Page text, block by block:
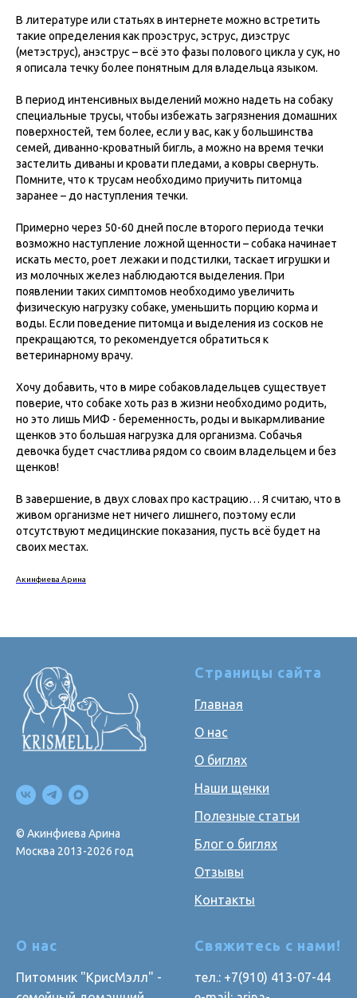
В литературе или статьях в интернете можно встретить
такие определения как проэструс, эструс, диэструс
(метэструс), анэструс – всё это фазы полового цикла у сук, но
я описала течку более понятным для владельца языком.
В период интенсивных выделений можно надеть на собаку
специальные трусы, чтобы избежать загрязнения домашних
поверхностей, тем более, если у вас, как у большинства
семей, диванно-кроватный бигль, а можно на время течки
застелить диваны и кровати пледами, а ковры свернуть.
Помните, что к трусам необходимо приучить питомца
заранее – до наступления течки.
Примерно через 50-60 дней после второго периода течки
возможно наступление ложной щенности – собака начинает
искать место, роет лежаки и подстилки, таскает игрушки и
из молочных желез наблюдаются выделения. При
появлении таких симптомов необходимо увеличить
физическую нагрузку собаке, уменьшить порцию корма и
воды. Если поведение питомца и выделения из сосков не
прекращаются, то рекомендуется обратиться к
ветеринарному врачу.
Хочу добавить, что в мире собаковладельцев существует
поверие, что собаке хоть раз в жизни необходимо родить,
но это лишь МИФ - беременность, роды и выкармливание
щенков это большая нагрузка для организма. Собачья
девочка будет счастлива рядом со своим владельцем и без
щенков!
В завершение, в двух словах про кастрацию… Я считаю, что в
живом организме нет ничего лишнего, поэтому если
отсутствуют медицинские показания, пусть всё будет на
своих местах.
Акинфиева Арина
© Акинфиева Арина
Москва 2013-2026 год
Страницы сайта
Главная
О нас
О биглях
Наши щенки
Полезные статьи
Блог о биглях
Отзывы
Контакты
О нас
Питомник "КрисМэлл" -
Свяжитесь с нами!
тел.: +7(910) 413-07-44